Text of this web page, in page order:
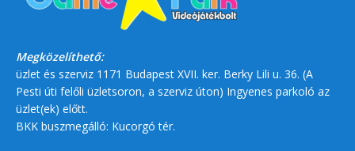
Megközelíthető:
üzlet és szerviz 1171 Budapest XVII. ker. Berky Lili u. 36. (A
Pesti úti felőli üzletsoron, a szerviz úton) Ingyenes parkoló az
üzlet(ek) előtt.
BKK buszmegálló: Kucorgó tér.